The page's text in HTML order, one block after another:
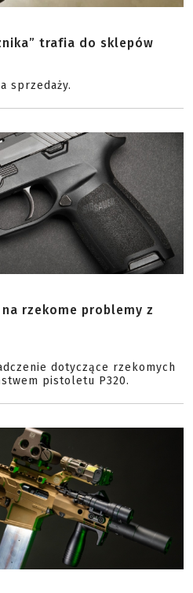
trafia do sklepów
sprzedaży.
na rzekome problemy z
dotyczące rzekomych
pistoletu P320.